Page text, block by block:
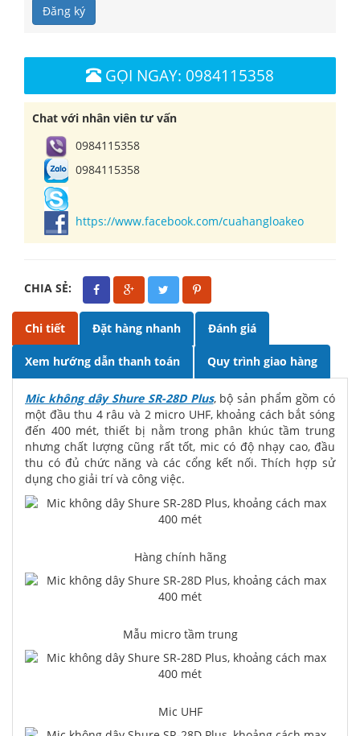
Đăng ký
GỌI NGAY: 0984115358
Chat với nhân viên tư vấn
0984115358
0984115358
https://www.facebook.com/cuahangloakeo
CHIA SẺ:
Chi tiết Đặt hàng nhanh Đánh giá
Xem hướng dẫn thanh toán Quy trình giao hàng
Mic không dây Shure SR-28D Plus, bộ sản phẩm gồm có
một đầu thu 4 râu và 2 micro UHF, khoảng cách bắt sóng
đến 400 mét, thiết bị nằm trong phân khúc tầm trung
nhưng chất lượng cũng rất tốt, mic có độ nhạy cao, đầu
thu có đủ chức năng và các cổng kết nối. Thích hợp sử
dụng cho giải trí và công việc.
Hàng chính hãng
Mẫu micro tầm trung
Mic UHF